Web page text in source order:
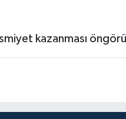
kazanması